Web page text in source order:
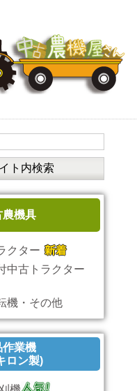
農機具
クター
中古トラクター
機・その他
作業機
ロン製)